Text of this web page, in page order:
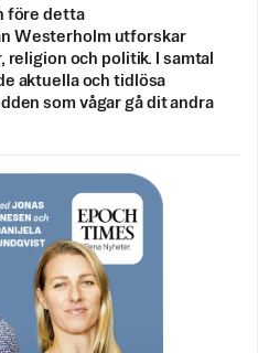
före detta
Westerholm utforskar
och politik. I samtal
aktuella och tidlösa
som vågar gå dit andra